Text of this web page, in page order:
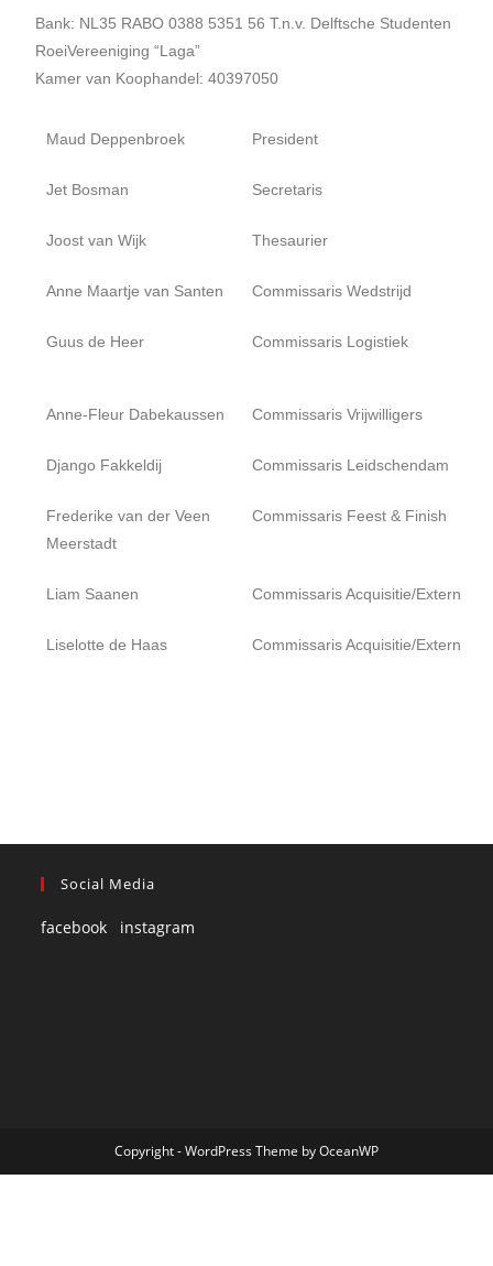
Bank: NL35 RABO 0388 5351 56 T.n.v. Delftsche Studenten
RoeiVereeniging “Laga”
Kamer van Koophandel:40397050
Maud Deppenbroek President
Jet Bosman Secretaris
Joost van Wijk Thesaurier
Anne Maartje van Santen Commissaris Wedstrijd
Guus de Heer Commissaris Logistiek
Anne-Fleur Dabekaussen Commissaris Vrijwilligers
Django Fakkeldij Commissaris Leidschendam
Frederike van der Veen
Meerstadt
Commissaris Feest & Finish
Liam Saanen Commissaris Acquisitie/Extern
Liselotte de Haas Commissaris Acquisitie/Extern
Social Media
facebook instagram
Copyright - WordPress Theme by OceanWP